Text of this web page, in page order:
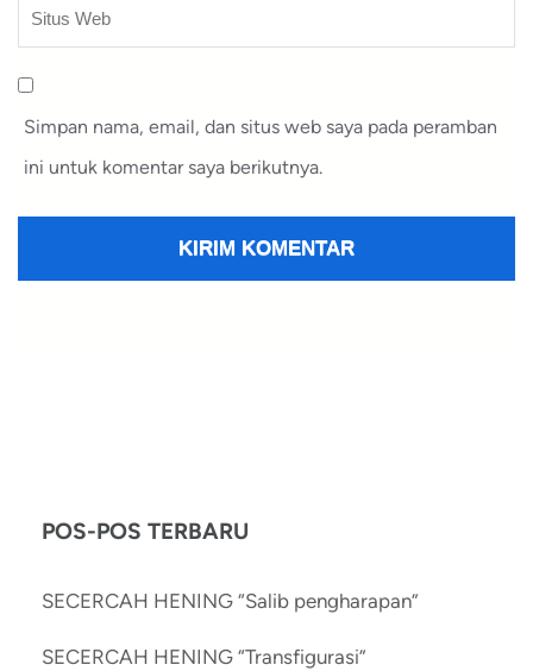
Simpan nama, email, dan situs web saya pada peramban
ini untuk komentar saya berikutnya.
POS-POS TERBARU
SECERCAH HENING “Salib pengharapan”
SECERCAH HENING “Transfigurasi”